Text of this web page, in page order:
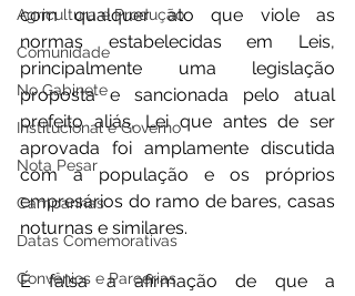
Agricultura e Produção
Comunidade
No Gabinete
Institucional e Governo
Nota Pesar
Campanhas
Datas Comemorativas
Convênios e Parcerias
com qualquer ato que viole as
normas estabelecidas em Leis,
principalmente uma legislação
proposta e sancionada pelo atual
prefeito aliás, Lei que antes de ser
aprovada foi amplamente discutida
com a população e os próprios
empresários do ramo de bares, casas
noturnas e similares.
É falsa a afirmação de que a